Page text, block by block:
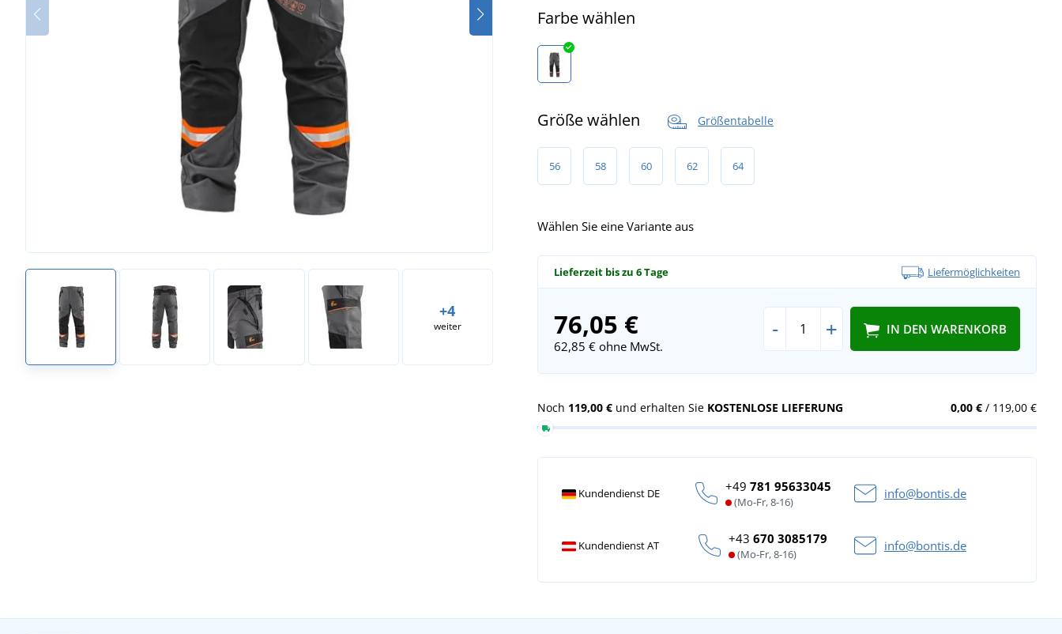
+4
weiter
Farbe wählen
Größe wählen Größentabelle
56 58 60 62 64
Wählen Sie eine Variante aus
Lieferzeit bis zu 6 Tage Liefermöglichkeiten
76,05 €
62,85 €ohne MwSt.
- + IN DEN WARENKORB
0,00 €/ 119,00 €
Noch 119,00 € und erhalten Sie KOSTENLOSE LIEFERUNG
Kundendienst DE +49 781 95633045
(Mo-Fr, 8-16)
info@bontis.de
Kundendienst AT +43670 3085179
(Mo-Fr, 8-16)
info@bontis.de